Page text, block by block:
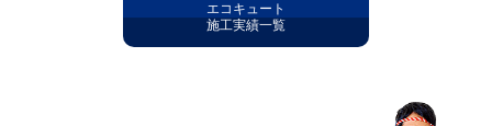
エコキュート
施工実績一覧